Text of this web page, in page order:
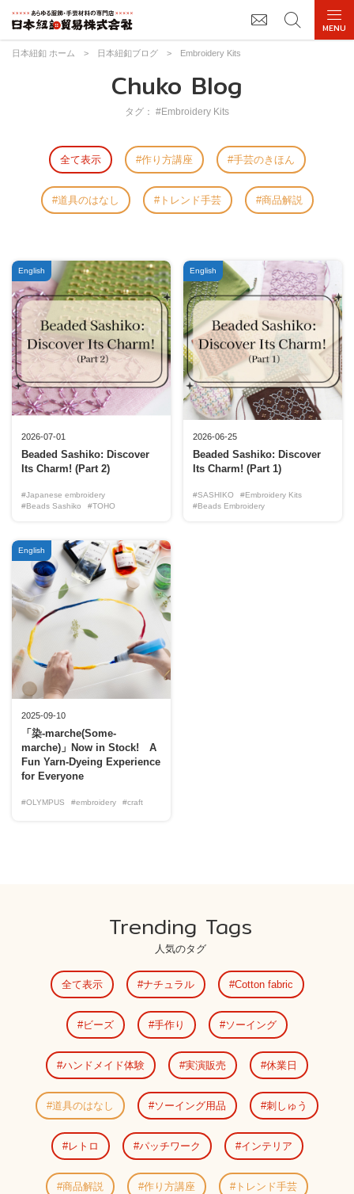
日本紐釦 ホーム > 日本紐釦ブログ > Embroidery Kits
Chuko Blog
タグ： #Embroidery Kits
全て表示 作り方講座 手芸のきほん
道具のはなし トレンド手芸 商品解説
2026-07-01
Beaded Sashiko: Discover
Its Charm! (Part 2)
#Japanese embroidery
#Beads Sashiko
#TOHO
English
2026-06-25
Beaded Sashiko: Discover
Its Charm! (Part 1)
#SASHIKO
#Embroidery Kits
#Beads Embroidery
English
2025-09-10
「染-marche(Some-
marche)」Now in Stock! A
Fun Yarn-Dyeing Experience
for Everyone
#OLYMPUS #embroidery #craft
English
Trending Tags
人気のタグ
全て表示 ナチュラル Cotton fabric
ビーズ 手作り ソーイング
ハンドメイド体験 実演販売 休業日
道具のはなし ソーイング用品 刺しゅう
レトロ パッチワーク インテリア
商品解説 作り方講座 トレンド手芸